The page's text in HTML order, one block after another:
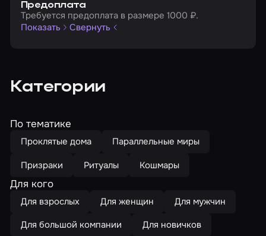
Предоплата
Требуется предоплата в размере 1000 ₽.
Показать
Свернуть
Категории
По тематике
Проклятые дома
Параллельные миры
Призраки
Ритуалы Кошмары
Для кого
Для взрослых Для женщин
Для мужчин
Для большой компании
Для новичков